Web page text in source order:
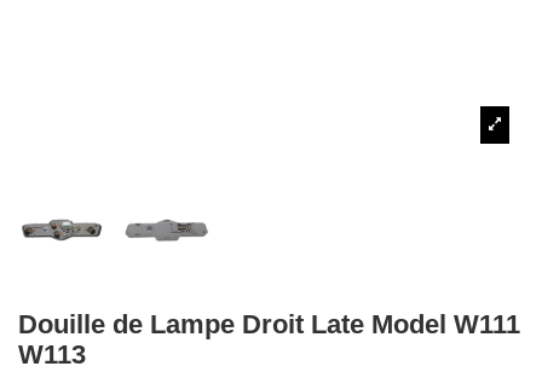
Douille de Lampe Droit Late Model W111
W113